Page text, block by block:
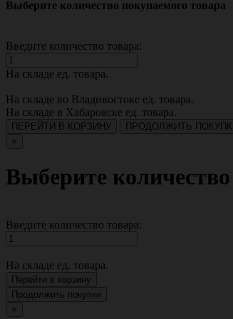
Выберите количество покупаемого товара
Введите количество товара:
На складе ед. товара.
На складе во Владивостоке ед. товара.
На складе в Хабаровске ед. товара.
ПЕРЕЙТИ В КОРЗИНУ
ПРОДОЛЖИТЬ
×
Выберите
Введите количество товара:
На складе ед. товара.
Перейти в корзину
Продолжить покупки
×